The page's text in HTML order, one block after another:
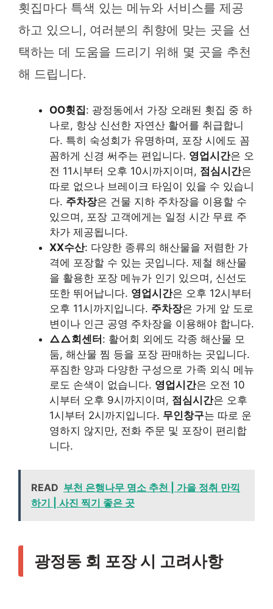
횟집마다 특색 있는 메뉴와 서비스를 제공
하고 있으니, 여러분의 취향에 맞는 곳을 선
택하는 데 도움을 드리기 위해 몇 곳을 추천
해 드립니다.
OO횟집: 광정동에서 가장 오래된 횟집 중 하
나로, 항상 신선한 자연산 활어를 취급합니
다. 특히 숙성회가 유명하며, 포장 시에도 꼼
꼼하게 신경 써주는 편입니다. 영업시간은 오
전 11시부터 오후 10시까지이며, 점심시간은
따로 없으나 브레이크 타임이 있을 수 있습니
다. 주차장은 건물 지하 주차장을 이용할 수
있으며, 포장 고객에게는 일정 시간 무료 주
차가 제공됩니다.
XX수산: 다양한 종류의 해산물을 저렴한 가
격에 포장할 수 있는 곳입니다. 제철 해산물
을 활용한 포장 메뉴가 인기 있으며, 신선도
또한 뛰어납니다. 영업시간은 오후 12시부터
오후 11시까지입니다. 주차장은 가게 앞 도로
변이나 인근 공영 주차장을 이용해야 합니다.
△△회센터 : 활어회 외에도 각종 해산물 모
둠, 해산물 찜 등을 포장 판매하는 곳입니다.
푸짐한 양과 다양한 구성으로 가족 외식 메뉴
로도 손색이 없습니다. 영업시간은 오전 10
시부터 오후 9시까지이며, 점심시간은 오후
1시부터 2시까지입니다. 무인창구는 따로 운
영하지 않지만, 전화 주문 및 포장이 편리합
니다.
READ 부천 은행나무 명소 추천 | 가을 정취 만끽
하기 | 사진 찍기 좋은 곳
광정동 회 포장 시 고려사항